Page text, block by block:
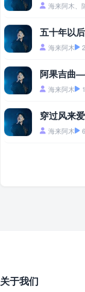
海来阿木、
五十年以
海来阿木
阿果吉曲
海来阿木
穿过风来
海来阿木
关于我们